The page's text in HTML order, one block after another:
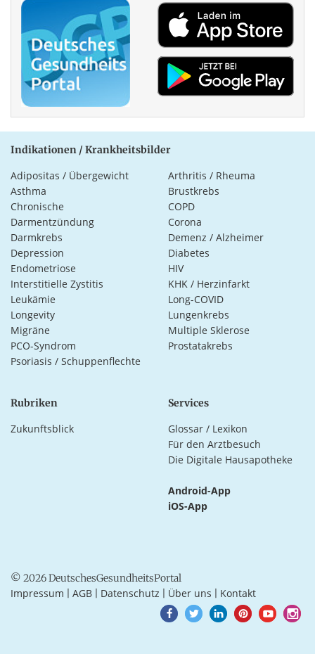
Indikationen / Krankheitsbilder
Adipositas / Übergewicht
Arthritis / Rheuma
Asthma
Brustkrebs
Chronische
Darmentzündung
COPD
Corona
Darmkrebs
Demenz / Alzheimer
Depression
Diabetes
Endometriose
HIV
Interstitielle Zystitis
KHK / Herzinfarkt
Leukämie
Long-COVID
Longevity
Lungenkrebs
Migräne
Multiple Sklerose
PCO-Syndrom
Prostatakrebs
Psoriasis / Schuppenflechte
Rubriken
Zukunftsblick
Services
Glossar / Lexikon
Für den Arztbesuch
Die Digitale Hausapotheke
Android-App
iOS-App
© 2026 DeutschesGesundheitsPortal
Impressum AGB Datenschutz Über uns Kontakt